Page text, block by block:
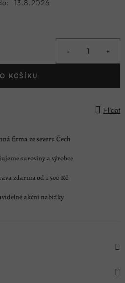
13.8.2026
KOŠÍKU
Hlídat
firma ze severu Čech
suroviny a výrobce
zdarma od 1 500 Kč
akční nabídky